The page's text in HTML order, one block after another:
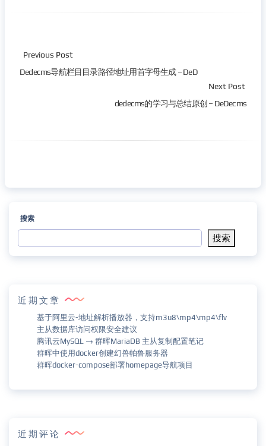
Previous Post
Dedecms导航栏目目录路径地址用首字母生成 – DeD
Next Post
dedecms的学习与总结原创 – DeDecms
搜索
搜索
近期文章
基于阿里云-地址解析播放器，支持m3u8\mp4\mp4\flv
主从数据库访问权限安全建议
腾讯云MySQL → 群晖MariaDB 主从复制配置笔记
群晖中使用docker创建幻兽帕鲁服务器
群晖docker-compose部署homepage导航项目
近期评论